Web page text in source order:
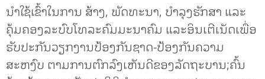
ນຳໃຊ້ເຂົ້າໃນການ ສ້າງ, ພັດທະນາ, ບຳລຸງຮັກສາ ແລະ
ຄຸ້ມຄອງລະບົບໂທລະຄົມມະນາຄົມ ແລະອິນເຕີເນັດເພື່ອ
ຮັບປະກັນວຽກງານປ້ອງກັນຊາດ-ປ້ອງກັນຄວາມ
ສະຫງົບ ຕາມການຕົກລົງເຫັນດີຂອງລັດຖະບານ;ຄົ້ນ